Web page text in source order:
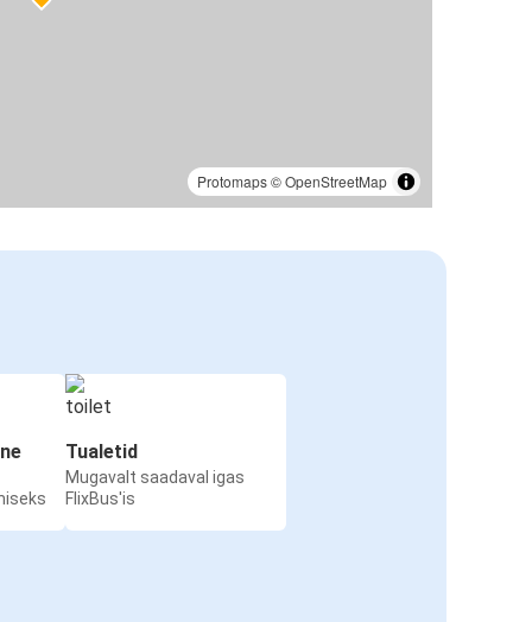
Protomaps©OpenStreetMap
Tualetid
Mugavalt saadaval igas
FlixBus'is